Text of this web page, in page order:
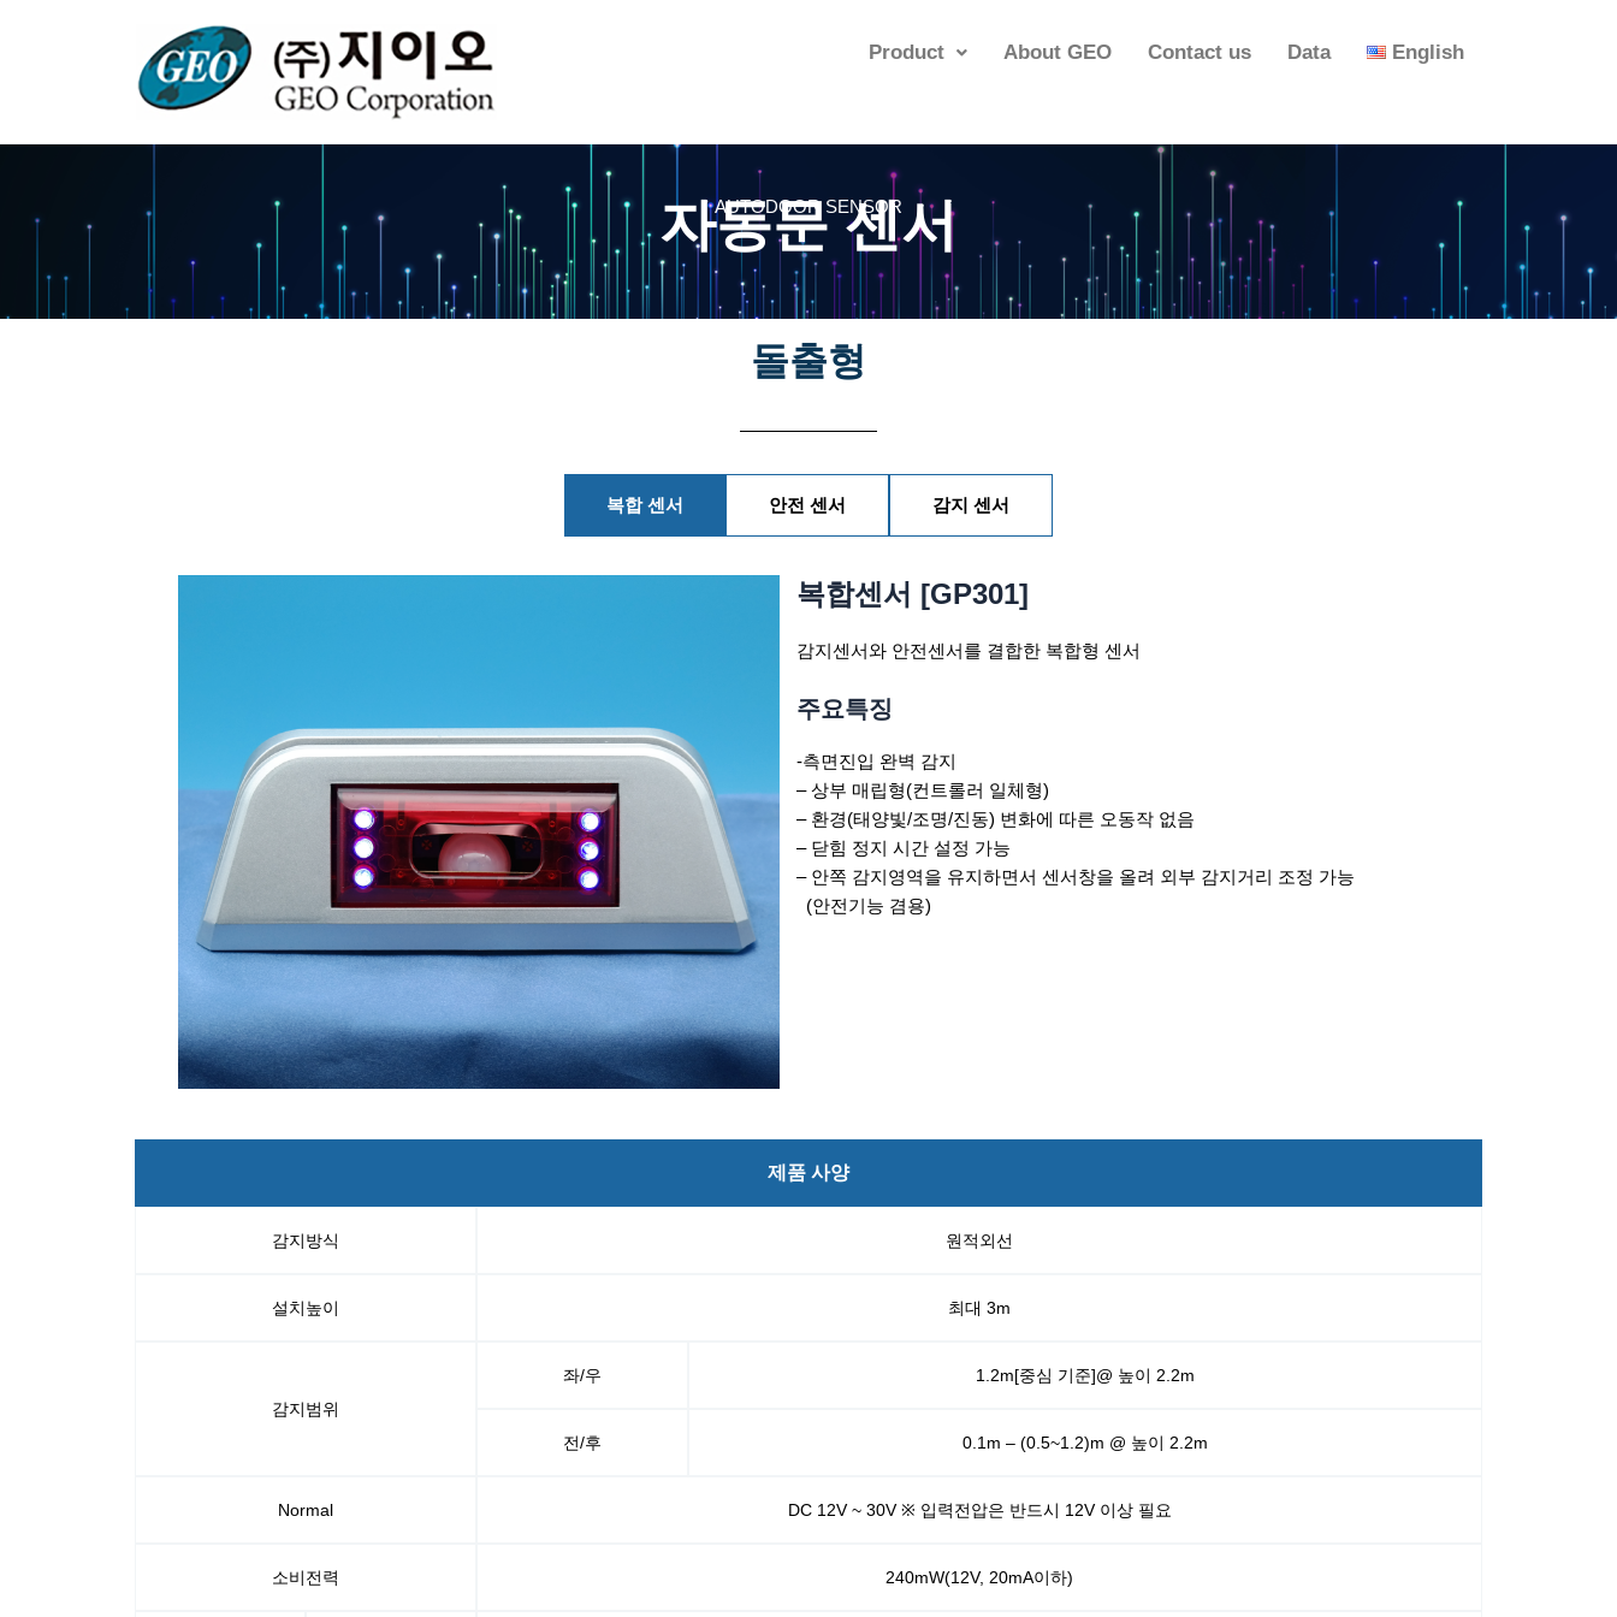
Product About GEO Contact us Data English
AUTODOOR SENSOR
자동문 센서
돌출형
복합 센서 안전 센서 감지 센서
복합센서 [GP301]
감지센서와 안전센서를 결합한 복합형 센서
주요특징
-측면진입 완벽 감지
– 상부 매립형(컨트롤러 일체형)
– 환경(태양빛/조명/진동) 변화에 따른 오동작 없음
– 닫힘 정지 시간 설정 가능
– 안쪽 감지영역을 유지하면서 센서창을 올려 외부 감지거리 조정 가능
(안전기능 겸용)
제품 사양
감지방식 원적외선
설치높이 최대 3m
감지범위
좌/우 1.2m[중심 기준]@ 높이 2.2m
전/후 0.1m – (0.5~1.2)m @ 높이 2.2m
Normal DC 12V ~ 30V ※ 입력전압은 반드시 12V 이상 필요
소비전력 240mW(12V, 20mA이하)